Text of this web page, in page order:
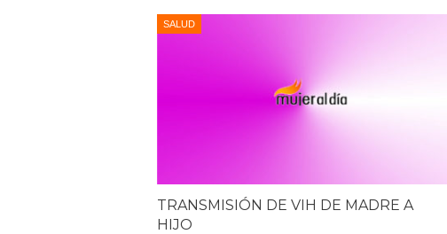
SALUD
TRANSMISIÓN DE VIH DE MADRE A
HIJO